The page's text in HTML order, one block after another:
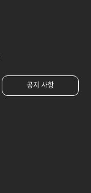
공지 사항